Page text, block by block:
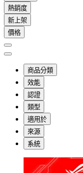
熱銷度
新上架
價格
商品分類
效能
認證
類型
適用於
來源
系統